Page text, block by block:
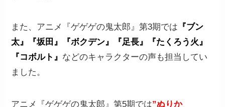
また、アニメ『ゲゲゲの鬼太郎』第3期では 『ブン
太』『坂田』『ボクデン』『足長』『たくろう火』
『コボルト』 などのキャラクターの声も担当してい
ました。
アニメ『ゲゲゲの鬼太郎』第5期では”ぬりか